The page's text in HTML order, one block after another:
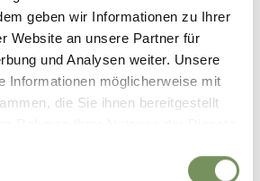
geben wir Informationen zu Ihrer
Website an unsere Partner für
und Analysen weiter. Unsere
Informationen möglicherweise mit
die Sie ihnen bereitgestellt